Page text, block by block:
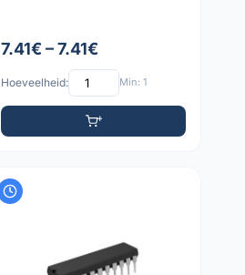
7.41€ – 7.41€
Hoeveelheid: Min: 1